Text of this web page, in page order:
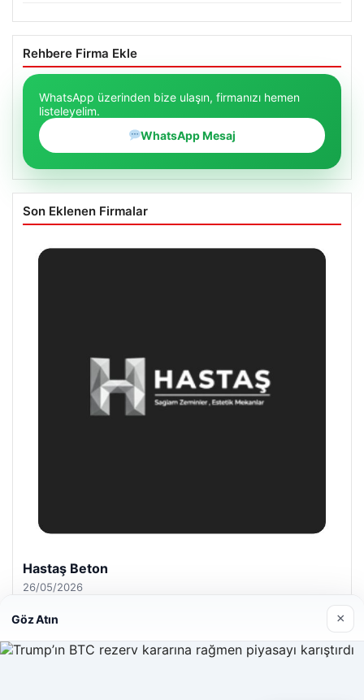
Rehbere Firma Ekle
WhatsApp üzerinden bize ulaşın, firmanızı hemen
listeleyelim.
WhatsApp Mesaj
Son Eklenen Firmalar
Enes Kaplan Avukatlık Bürosu
28/04/2026
Göz Atın ×